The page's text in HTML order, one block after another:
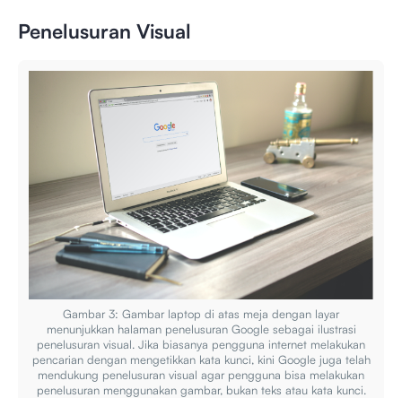
Penelusuran Visual
Gambar 3: Gambar laptop di atas meja dengan layar
menunjukkan halaman penelusuran Google sebagai ilustrasi
penelusuran visual. Jika biasanya pengguna internet melakukan
pencarian dengan mengetikkan kata kunci, kini Google juga telah
mendukung penelusuran visual agar pengguna bisa melakukan
penelusuran menggunakan gambar, bukan teks atau kata kunci.